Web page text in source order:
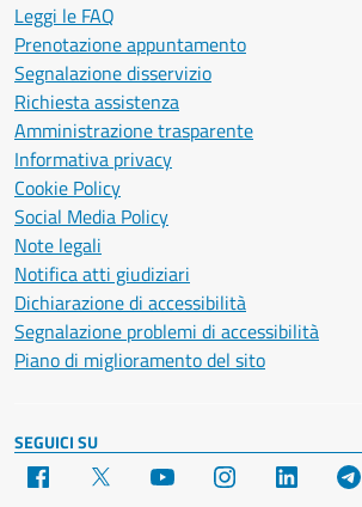
Leggi le FAQ
Prenotazione appuntamento
Segnalazione disservizio
Richiesta assistenza
Amministrazione trasparente
Informativa privacy
Cookie Policy
Social Media Policy
Note legali
Notifica atti giudiziari
Dichiarazione di accessibilità
Segnalazione problemi di accessibilità
Piano di miglioramento del sito
SEGUICI SU
Facebook YouTube Instagram LinkedIn